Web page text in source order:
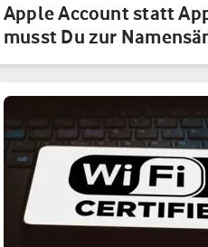
Apple Account statt
musst Du zur
wis…